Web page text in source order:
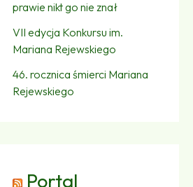
prawie nikt go nie znał
VII edycja Konkursu im.
Mariana Rejewskiego
46. rocznica śmierci Mariana
Rejewskiego
Portal